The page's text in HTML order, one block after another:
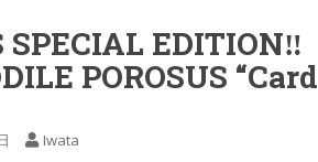
EDITION‼︎
POROSUS
Iwata